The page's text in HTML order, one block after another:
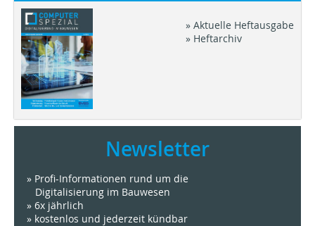
» Aktuelle Heftausgabe
» Heftarchiv
Newsletter
» Profi-Informationen rund um die
Digitalisierung im Bauwesen
» 6x jährlich
» kostenlos und jederzeit kündbar